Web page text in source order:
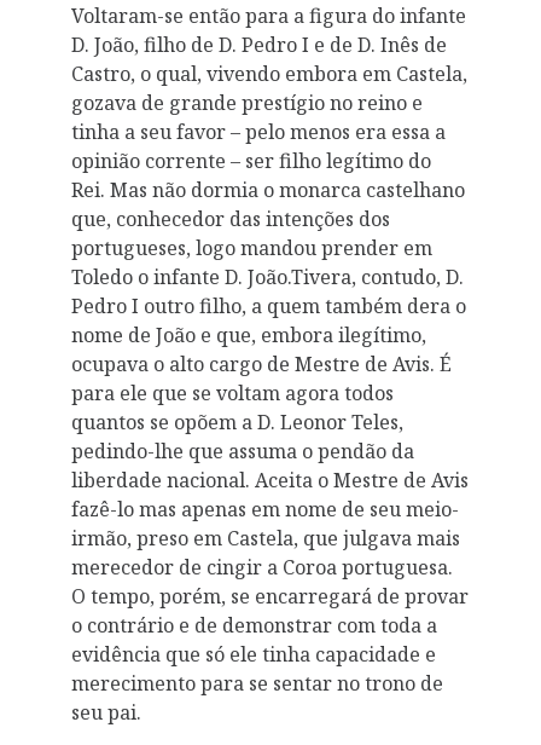
Voltaram-se então para a figura do infante
D. João, filho de D. Pedro I e de D. Inês de
Castro, o qual, vivendo embora em Castela,
gozava de grande prestígio no reino e
tinha a seu favor – pelo menos era essa a
opinião corrente – ser filho legítimo do
Rei. Mas não dormia o monarca castelhano
que, conhecedor das intenções dos
portugueses, logo mandou prender em
Toledo o infante D. João.Tivera, contudo, D.
Pedro I outro filho, a quem também dera o
nome de João e que, embora ilegítimo,
ocupava o alto cargo de Mestre de Avis. É
para ele que se voltam agora todos
quantos se opõem a D. Leonor Teles,
pedindo-lhe que assuma o pendão da
liberdade nacional. Aceita o Mestre de Avis
fazê-lo mas apenas em nome de seu meio-
irmão, preso em Castela, que julgava mais
merecedor de cingir a Coroa portuguesa.
O tempo, porém, se encarregará de provar
o contrário e de demonstrar com toda a
evidência que só ele tinha capacidade e
merecimento para se sentar no trono de
seu pai.